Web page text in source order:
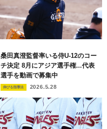
桑田真澄監督率いる侍U-12のコー
チ決定 8月にアジア選手権...代表
選手を動画で募集中
伸びる指導法 2026.5.28